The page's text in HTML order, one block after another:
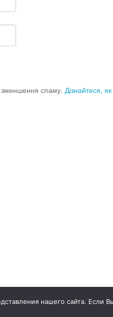
зменшення спаму. Дізнайтеся,
нашего сайта. Если